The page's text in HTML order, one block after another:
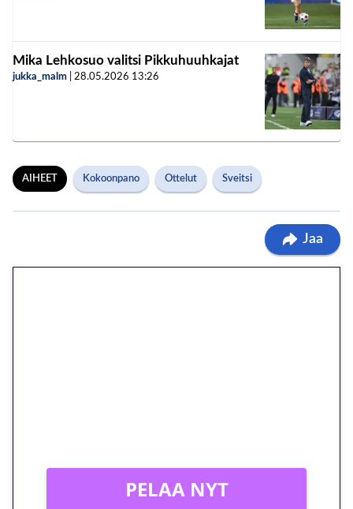
Mika Lehkosuo valitsi Pikkuhuuhkajat
jukka_malm 28.05.2026 13:26
AIHEET Kokoonpano Ottelut Sveitsi
Jaa
PELAA NYT